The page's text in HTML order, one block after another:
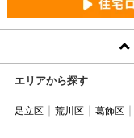
エリアから探す
足立区 荒川区 葛飾区